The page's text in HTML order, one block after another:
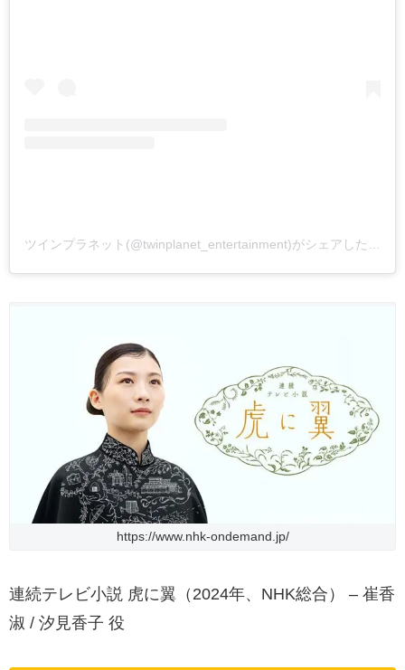
https://www.nhk-ondemand.jp/
連続テレビ小説 虎に翼（2024年、NHK総合） – 崔香
淑 / 汐見香子 役